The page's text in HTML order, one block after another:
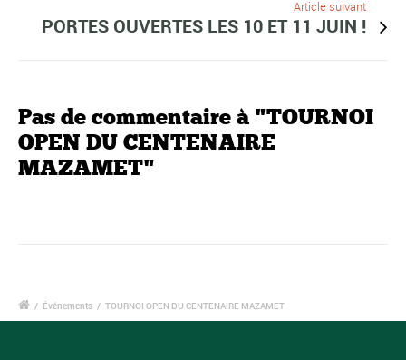
Article suivant
PORTES OUVERTES LES 10 ET 11 JUIN !
Pas de commentaire à "TOURNOI
OPEN DU CENTENAIRE
MAZAMET"
/ Événements / TOURNOI OPEN DU CENTENAIRE MAZAMET